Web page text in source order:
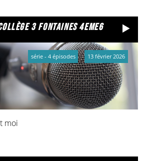
3 fontaines 4eme6
moi
série - 4 épisodes 13 février 2026